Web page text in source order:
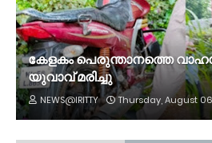
കേളകം പെരുന്താനത്തെ
യുവാവ് മരിച്ചു
NEWS@IRITTY Thursday, August